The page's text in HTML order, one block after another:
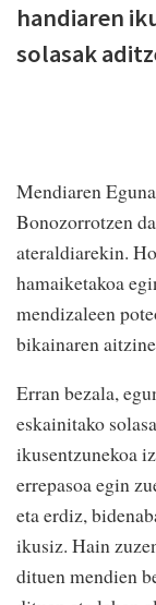
handiaren
solasak
Mendiaren
Bonozorrotzen
ateraldiarekin.
hamaiketakoa
mendizaleen
bikainaren
Erran bezala,
eskainitako
ikusentzunekoa
errepasoa egin
eta erdiz,
ikusiz. Hain
dituen mendien